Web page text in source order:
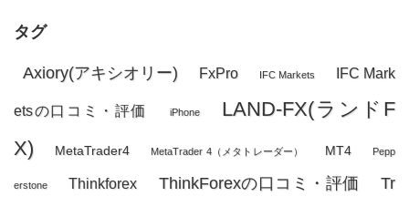
タグ
Axiory(アキシオリー) FxPro IFC Markets IFC Mark
etsの口コミ・評価 iPhone
LAND-FX(ランドF
X)
MetaTrader4 MetaTrader 4（メタトレーダー） MT4 Pepp
erstone Thinkforex ThinkForexの口コミ・評価
Tr